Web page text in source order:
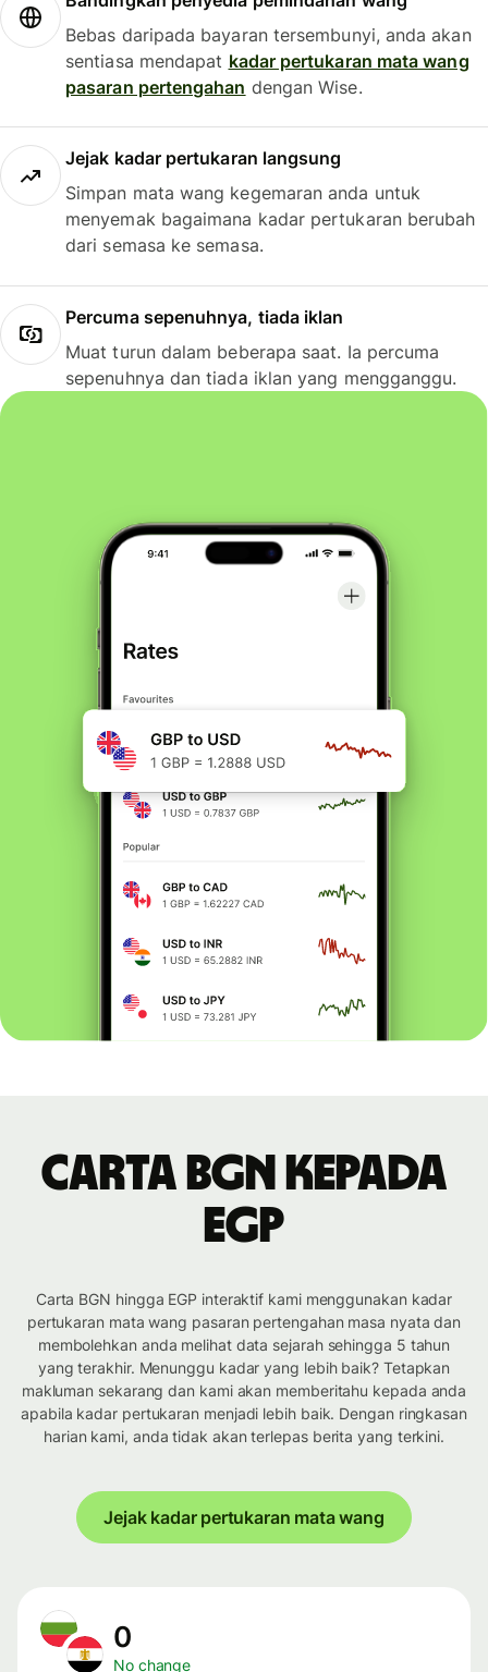
Bebas daripada bayaran tersembunyi, anda akan
sentiasa mendapat kadar pertukaran mata wang
pasaran pertengahan dengan Wise.
Jejak kadar pertukaran langsung
Simpan mata wang kegemaran anda untuk
menyemak bagaimana kadar pertukaran berubah
dari semasa ke semasa.
Percuma sepenuhnya, tiada iklan
Muat turun dalam beberapa saat. Ia percuma
sepenuhnya dan tiada iklan yang mengganggu.
Carta BGN kepada
EGP
Carta BGN hingga EGP interaktif kami menggunakan kadar
pertukaran mata wang pasaran pertengahan masa nyata dan
membolehkan anda melihat data sejarah sehingga 5 tahun
yang terakhir. Menunggu kadar yang lebih baik? Tetapkan
makluman sekarang dan kami akan memberitahu kepada anda
apabila kadar pertukaran menjadi lebih baik. Dengan ringkasan
harian kami, anda tidak akan terlepas berita yang terkini.
Jejak kadar pertukaran mata wang
0
No change